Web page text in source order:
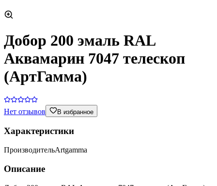
Добор 200 эмаль RAL
Аквамарин 7047 телескоп
(АртГамма)
Нет отзывов В избранное
Характеристики
ПроизводительArtgamma
Описание